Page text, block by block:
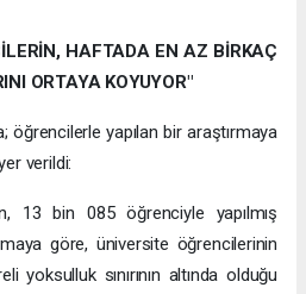
HAFTADA EN AZ BİRKAÇ
ORTAYA KOYUYOR"
öğrencilerle yapılan bir araştırmaya
verildi:
13 bin 085 öğrenciyle yapılmış
göre, üniversite öğrencilerinin
yoksulluk sınırının altında olduğu